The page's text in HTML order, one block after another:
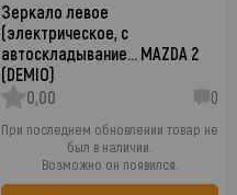
Зеркало левое
(электрическое, с
автоскладывание… MAZDA 2
(DEMIO)
0,00
0
При последнем обновлении товар не
был в наличии.
Возможно он появился.